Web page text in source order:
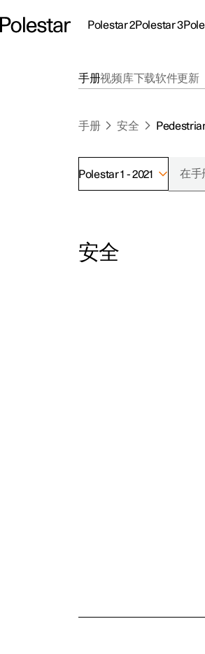
Polestar 2Polestar 3
联系我们
探索Polestar 3
公共充电
车主服务
手册视频库下载软件更新
手册 安全
Polestar 1 - 2021
安全